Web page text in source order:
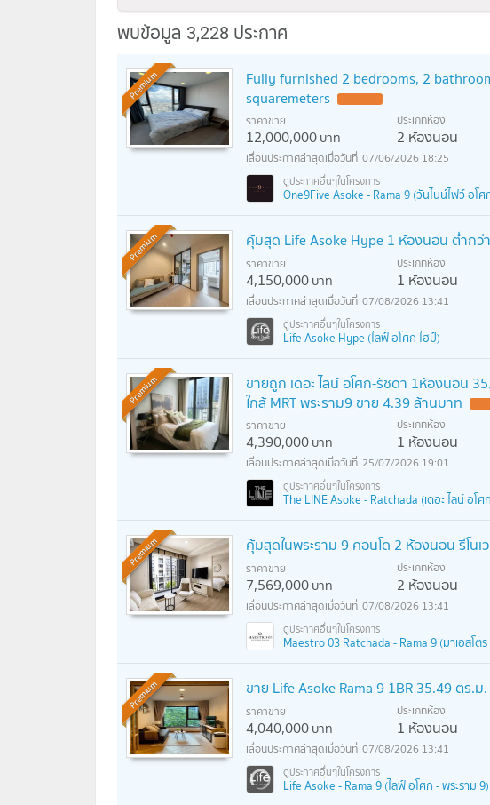
พบข้อมูล 3,228 ประกาศ
Premium
Fully furnished 2 bedrooms, 2
squaremeters
ราคาขาย
12,000,000บาท
ประเภทห้อง
2 ห้องนอน
07/06/2026 18:25
One9Five Asoke - Rama 9 (วันไนน์ไฟว์ อโศ
Premium คุ้มสุด Life Asoke Hype 1 ห้องนอน ต่ำกว่
ราคาขาย
4,150,000บาท
ประเภทห้อง
1 ห้องนอน
07/08/2026 13:41
Life Asoke Hype (ไลฟ์ อโศก ไฮป์)
Premium
ขายถูก เดอะ ไลน์ อโศก-รัชดา 1ห้องนอน
ใกล้ MRT พระราม9 ขาย 4.39 ล้านบาท
ราคาขาย
4,390,000บาท
ประเภทห้อง
1 ห้องนอน
25/07/2026 19:01
The LINE Asoke - Ratchada (เดอะ ไลน์ อโศ
Premium คุ้มสุดในพระราม 9 คอนโด 2 ห้องนอน รีโน
ราคาขาย
7,569,000บาท
ประเภทห้อง
2 ห้องนอน
07/08/2026 13:41
Maestro 03 Ratchada - Rama 9 (มาเอสโต
Premium ขาย Life Asoke Rama 9 1BR 35.49 ตร.
ราคาขาย
4,040,000บาท
ประเภทห้อง
1 ห้องนอน
07/08/2026 13:41
Life Asoke - Rama 9 (ไลฟ์ อโศก - พระราม 9)